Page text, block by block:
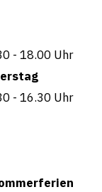
- 18.00 Uhr
- 16.30 Uhr